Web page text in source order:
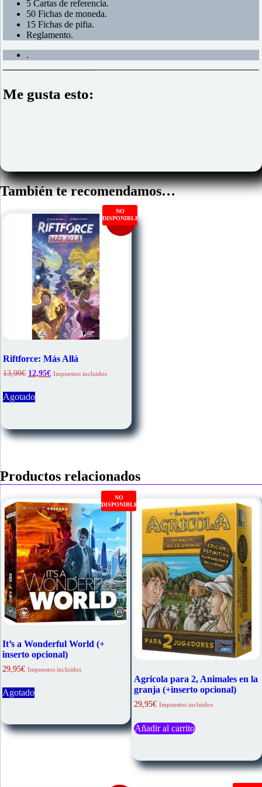
5 Cartas de referencia.
50 Fichas de moneda.
15 Fichas de pifia.
Reglamento.
.
Me gusta esto:
También te recomendamos…
Oferta!
NO
DISPONIBLE
Riftforce: Más Allá
13,99€ El
original
era:
12,95€ElImpuestos incluidos
Agotado
Productos relacionados
NO
DISPONIBLE
It’s a Wonderful World (+
inserto opcional)
29,95€ Impuestos incluidos
Agotado
Agricola para 2, Animales en la
granja (+inserto opcional)
29,95€ Impuestos incluidos
Añadir al carrito